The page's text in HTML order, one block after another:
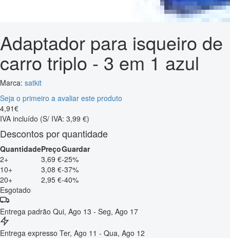
Adaptador para isqueiro de
carro triplo - 3 em 1 azul
Marca: satkit
Seja o primeiro a avaliar este produto
4,91€
IVA incluído (S/ IVA: 3,99 €)
Descontos por quantidade
QuantidadePreçoGuardar
2+
3,69 €-25%
10+
3,08 €-37%
20+
2,95 €-40%
Esgotado
Entrega padrão Qui, Ago 13 - Seg, Ago 17
Entrega expresso Ter, Ago 11 - Qua, Ago 12